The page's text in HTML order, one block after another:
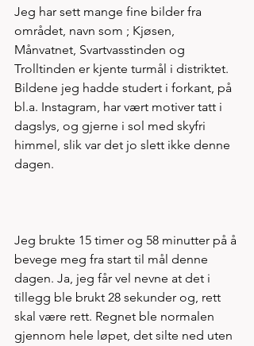
Jeg har sett mange fine bilder fra
området, navn som ; Kjøsen,
Månvatnet, Svartvasstinden og
Trolltinden er kjente turmål i distriktet.
Bildene jeg hadde studert i forkant, på
bl.a. Instagram, har vært motiver tatt i
dagslys, og gjerne i sol med skyfri
himmel, slik var det jo slett ikke denne
dagen.
Jeg brukte 15 timer og 58 minutter på å
bevege meg fra start til mål denne
dagen. Ja, jeg får vel nevne at det i
tillegg ble brukt 28 sekunder og, rett
skal være rett. Regnet ble normalen
gjennom hele løpet, det silte ned uten